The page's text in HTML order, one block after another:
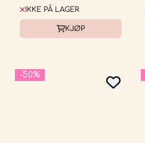
IKKE PÅ LAGER
KJØP
-50%